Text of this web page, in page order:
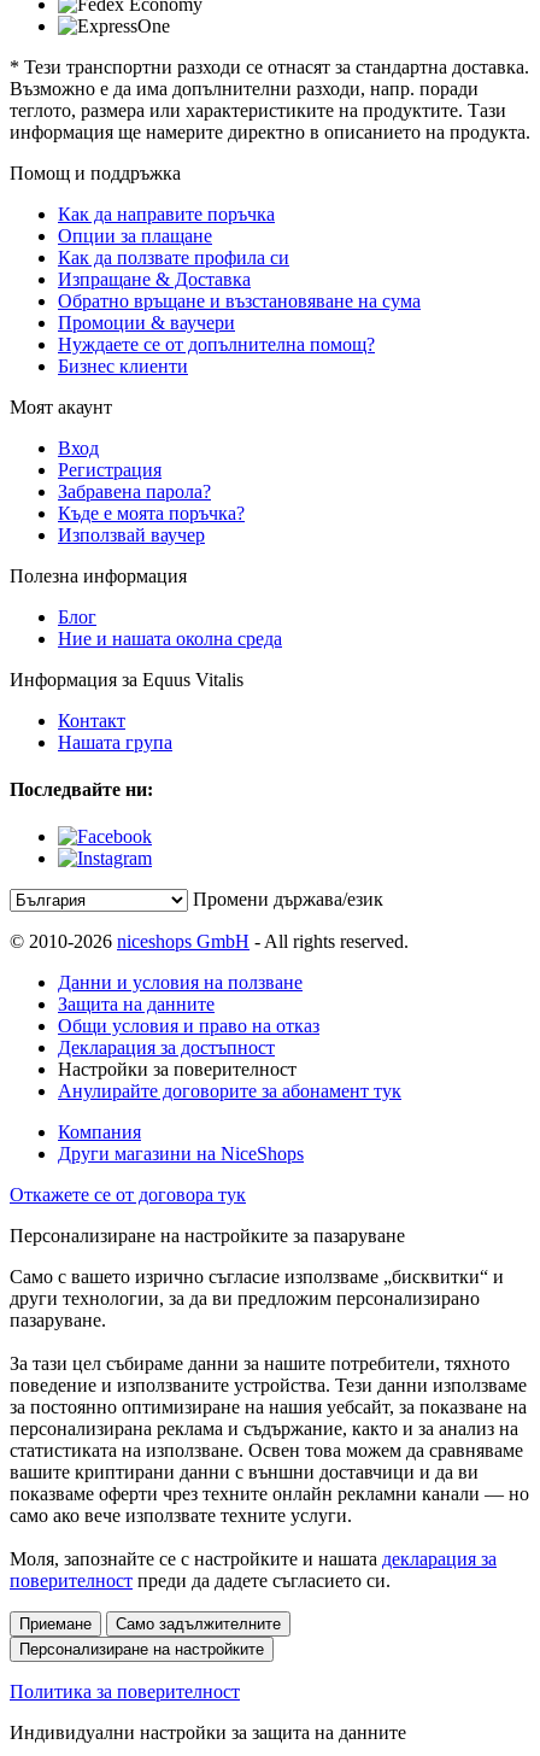
* Тези транспортни разходи се отнасят за стандартна доставка.
Възможно е да има допълнителни разходи, напр. поради
теглото, размера или характеристиките на продуктите. Тази
информация ще намерите директно в описанието на продукта.
Помощ и поддръжка
Как да направите поръчка
Опции за плащане
Как да ползвате профила си
Изпращане & Доставка
Обратно връщане и възстановяване на сума
Промоции & ваучери
Нуждаете се от допълнителна помощ?
Бизнес клиенти
Моят акаунт
Вход
Регистрация
Забравена парола?
Къде е моята поръчка?
Използвай ваучер
Полезна информация
Блог
Ние и нашата околна среда
Информация за Equus Vitalis
Контакт
Нашата група
Последвайте ни:
Промени държава/език
© 2010-2026 niceshops GmbH - All rights reserved.
Данни и условия на ползване
Защита на данните
Общи условия и право на отказ
Декларация за достъпност
Настройки за поверителност
Анулирайте договорите за абонамент тук
Компания
Други магазини на NiceShops
Откажете се от договора тук
Персонализиране на настройките за пазаруване
Само с вашето изрично съгласие използваме „бисквитки“ и
други технологии, за да ви предложим персонализирано
пазаруване.
За тази цел събираме данни за нашите потребители, тяхното
поведение и използваните устройства. Тези данни използваме
за постоянно оптимизиране на нашия уебсайт, за показване на
персонализирана реклама и съдържание, както и за анализ на
статистиката на използване. Освен това можем да сравняваме
вашите криптирани данни с външни доставчици и да ви
показваме оферти чрез техните онлайн рекламни канали — но
само ако вече използвате техните услуги.
Моля, запознайте се с настройките и нашата декларация за
поверителност преди да дадете съгласието си.
Приемане
Само задължителните
Персонализиране на настройките
Политика за поверителност
Индивидуални настройки за защита на данните